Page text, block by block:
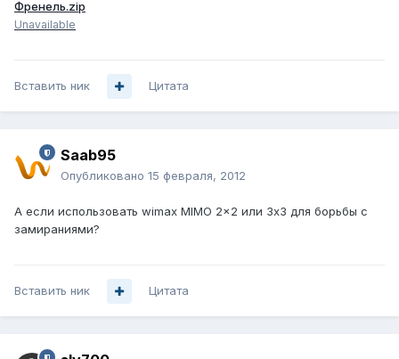
Френель.zip
Unavailable
Вставить ник Цитата
Saab95
Опубликовано 15 февраля, 2012
А если использовать wimax MIMO 2x2 или 3x3 для борьбы с
замираниями?
Вставить ник Цитата